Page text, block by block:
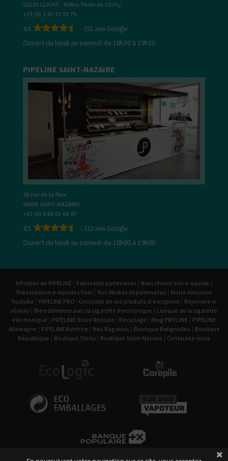
92110 CLICHY - Métro Porte de Clichy
+33 (0) 1 47 37 33 75
4.9 - 151 avis Google
Ouvert du lundi au samedi de 10h30 à 19h30
PIPELINE SAINT-NAZAIRE
28 rue de la Paix
44600 SAINT-NAZAIRE
+33 (0) 9 83 01 64 97
4.5 - 112 avis Google
Ouvert du lundi au samedi de 10h00 à 19h00
A Propos de PIPELINE | Fabricants partenaires | Bien choisir son e-liquide |
Présentation e-liquides Fuel | Nos Medias et partenaires | Notre émission
Youtube | PIPELINE PRO : Grossiste de vos produits d'exception | Rejoindre le
réseau | Bien démarrer avec la cigarette électronique | Lexique de la cigarette
électronique | PIPELINE-Store Recrute | Recyclage | Blog PIPELINE | PIPELINE
Allemagne | PIPELINE Autriche | Nos Magasins | Boutique Batignolles | Boutique
République | Boutique Clichy | Boutique Saint-Nazaire | Contactez-nous